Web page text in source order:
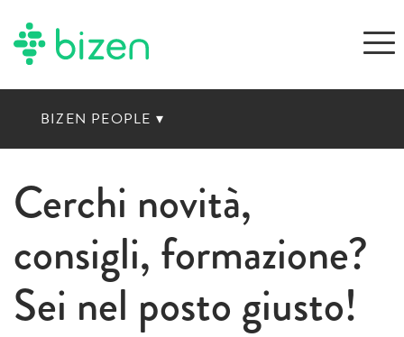
BIZEN PEOPLE ▾
Cerchi novità,
consigli, formazione?
Sei nel posto giusto!